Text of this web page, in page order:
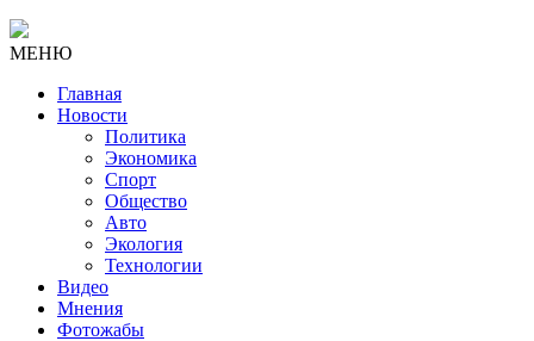
МЕНЮ
Главная
Новости
Политика
Экономика
Спорт
Общество
Авто
Экология
Технологии
Видео
Мнения
Фотожабы